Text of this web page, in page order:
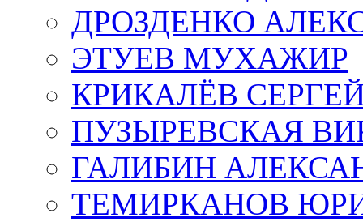
ДРОЗДЕНКО
ЭТУЕВ МУХАЖИР
КРИКАЛЁВ
ПУЗЫРЕВСКАЯ
ГАЛИБИН
ТЕМИРКАНОВ